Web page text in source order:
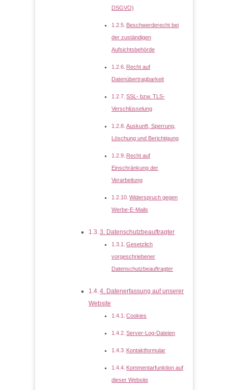
DSGVO)
Beschwerderecht bei
der zuständigen
Aufsichtsbehörde
Recht auf
Datenübertragbarkeit
SSL- bzw. TLS-
Verschlüsselung
Auskunft, Sperrung,
Löschung und Berichtigung
Recht auf
Einschränkung der
Verarbeitung
Widerspruch gegen
Werbe-E-Mails
3. Datenschutzbeauftragter
Gesetzlich
vorgeschriebener
Datenschutzbeauftragter
4. Datenerfassung auf unserer
Website
Cookies
Server-Log-Dateien
Kontaktformular
Kommentarfunktion auf
dieser Website